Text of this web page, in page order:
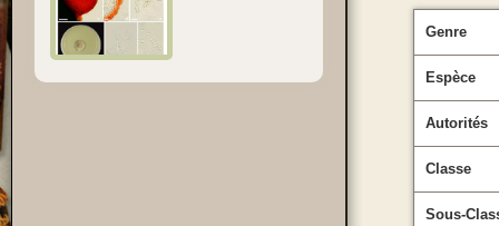
Genre
Espèce
Autorités
Classe
Sous-